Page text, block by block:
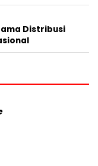
Distribusi